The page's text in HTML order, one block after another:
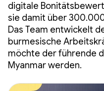
digitale
sie damit über
Das Team entwickelt
burmesische
möchte der führende
Myanmar werden.